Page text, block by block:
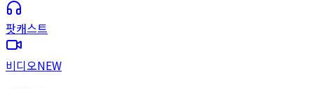
팟캐스트
비디오NEW